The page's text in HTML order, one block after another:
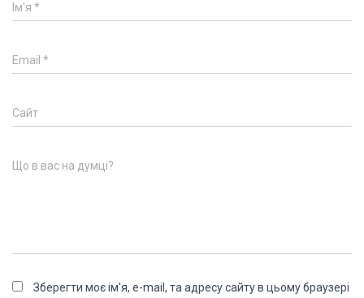
Ім'я *
Email *
Сайт
Що в вас на думці?
Зберегти моє ім'я, e-mail, та адресу сайту в цьому браузері